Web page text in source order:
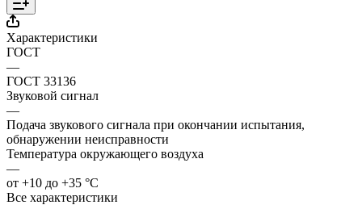
Характеристики
ГОСТ
—
ГОСТ 33136
Звуковой сигнал
—
Подача звукового сигнала при окончании испытания,
обнаружении неисправности
Температура окружающего воздуха
—
от +10 до +35 °C
Все характеристики